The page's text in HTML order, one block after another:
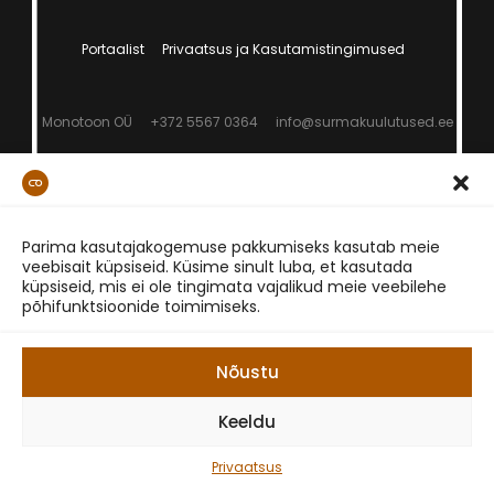
Parima kasutajakogemuse pakkumiseks kasutab meie
veebisait küpsiseid. Küsime sinult luba, et kasutada
küpsiseid, mis ei ole tingimata vajalikud meie veebilehe
põhifunktsioonide toimimiseks.
Nõustu
Keeldu
Privaatsus
Portaalist Privaatsus ja Kasutamistingimused
Monotoon OÜ +372 5567 0364 info@surmakuulutused.ee